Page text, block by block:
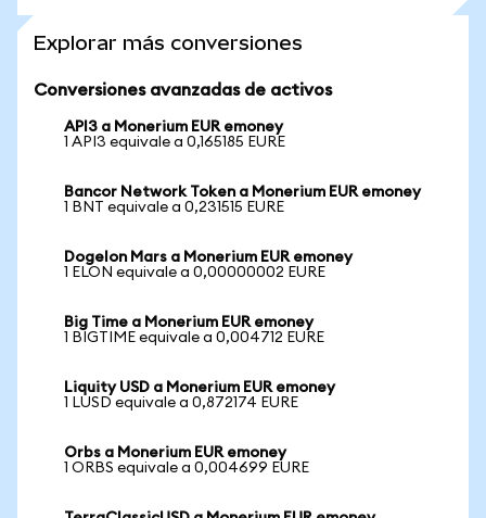
Explorar más conversiones
Conversiones avanzadas de activos
API3 a Monerium EUR emoney
1 API3 equivale a 0,165185 EURE
Bancor Network Token a Monerium EUR emoney
1 BNT equivale a 0,231515 EURE
Dogelon Mars a Monerium EUR emoney
1 ELON equivale a 0,00000002 EURE
Big Time a Monerium EUR emoney
1 BIGTIME equivale a 0,004712 EURE
Liquity USD a Monerium EUR emoney
1 LUSD equivale a 0,872174 EURE
Orbs a Monerium EUR emoney
1 ORBS equivale a 0,004699 EURE